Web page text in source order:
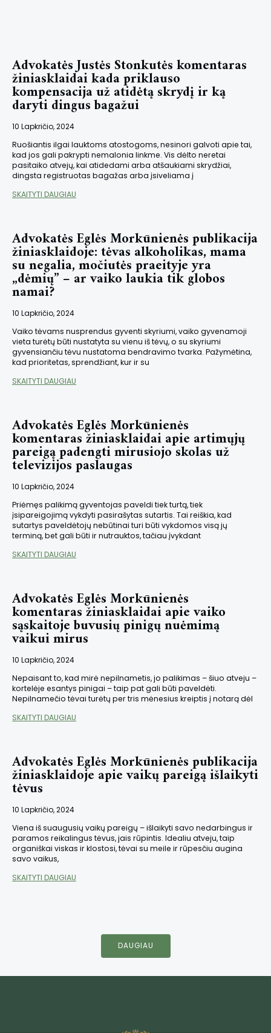
Advokatės Justės Stonkutės komentaras
žiniasklaidai kada priklauso
kompensacija už atidėtą skrydį ir ką
daryti dingus bagažui
10 Lapkričio, 2024
Ruošiantis ilgai lauktoms atostogoms, nesinori galvoti apie tai,
kad jos gali pakrypti nemalonia linkme. Vis dėlto neretai
pasitaiko atvejų, kai atidedami arba atšaukiami skrydžiai,
dingsta registruotas bagažas arba įsiveliama į
SKAITYTI DAUGIAU
Advokatės Eglės Morkūnienės publikacija
žiniasklaidoje: tėvas alkoholikas, mama
su negalia, močiutės praeityje yra
„dėmių” – ar vaiko laukia tik globos
namai?
10 Lapkričio, 2024
Vaiko tėvams nusprendus gyventi skyriumi, vaiko gyvenamoji
vieta turėtų būti nustatyta su vienu iš tėvų, o su skyriumi
gyvensiančiu tėvu nustatoma bendravimo tvarka. Pažymėtina,
kad prioritetas, sprendžiant, kur ir su
SKAITYTI DAUGIAU
Advokatės Eglės Morkūnienės
komentaras žiniasklaidai apie artimųjų
pareigą padengti mirusiojo skolas už
televizijos paslaugas
10 Lapkričio, 2024
Priėmęs palikimą gyventojas paveldi tiek turtą, tiek
įsipareigojimą vykdyti pasirašytas sutartis. Tai reiškia, kad
sutartys paveldėtojų nebūtinai turi būti vykdomos visą jų
terminą, bet gali būti ir nutrauktos, tačiau įvykdant
SKAITYTI DAUGIAU
Advokatės Eglės Morkūnienės
komentaras žiniasklaidai apie vaiko
sąskaitoje buvusių pinigų nuėmimą
vaikui mirus
10 Lapkričio, 2024
Nepaisant to, kad mirė nepilnametis, jo palikimas – šiuo atveju –
kortelėje esantys pinigai – taip pat gali būti paveldėti.
Nepilnamečio tėvai turėtų per tris mėnesius kreiptis į notarą dėl
SKAITYTI DAUGIAU
Advokatės Eglės Morkūnienės publikacija
žiniasklaidoje apie vaikų pareigą išlaikyti
tėvus
10 Lapkričio, 2024
Viena iš suaugusių vaikų pareigų – išlaikyti savo nedarbingus ir
paramos reikalingus tėvus, jais rūpintis. Idealiu atveju, taip
organiškai viskas ir klostosi, tėvai su meile ir rūpesčiu augina
savo vaikus,
SKAITYTI DAUGIAU
DAUGIAU